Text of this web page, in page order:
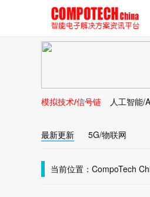
模拟技术/信号链 人工智能/
最新更新 5G/物联网
当前位置： CompoTech